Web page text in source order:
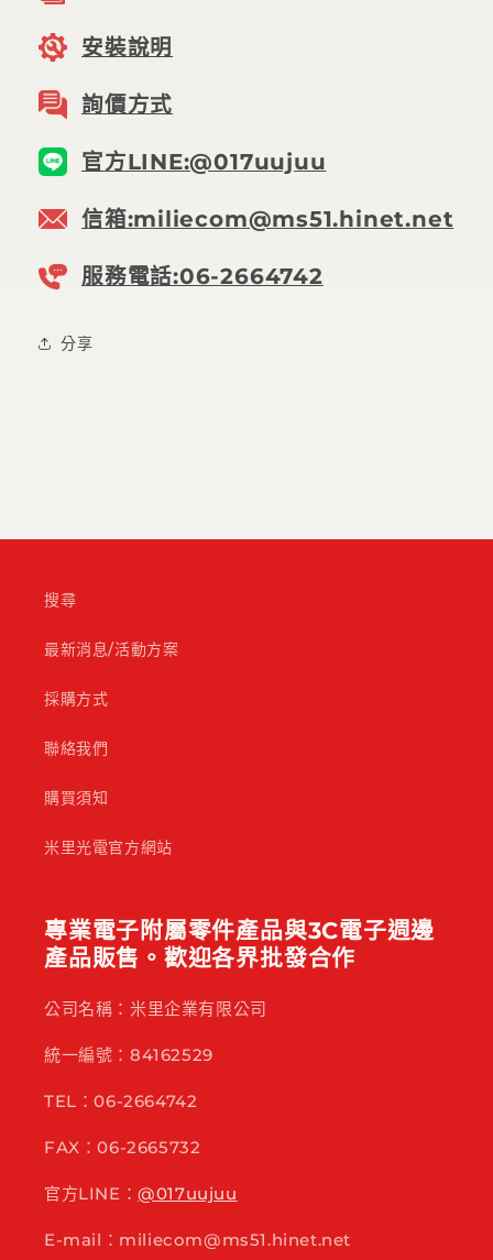
安裝說明
詢價方式
官方LINE:@017uujuu
信箱:miliecom@ms51.hinet.net
服務電話:06-2664742
分享
搜尋
最新消息/活動方案
採購方式
聯絡我們
購買須知
米里光電官方網站
專業電子附屬零件產品與3C電子週邊
產品販售。歡迎各界批發合作
公司名稱：米里企業有限公司
統一編號：84162529
TEL：06-2664742
FAX：06-2665732
官方LINE：@017uujuu
E-mail：miliecom@ms51.hinet.net